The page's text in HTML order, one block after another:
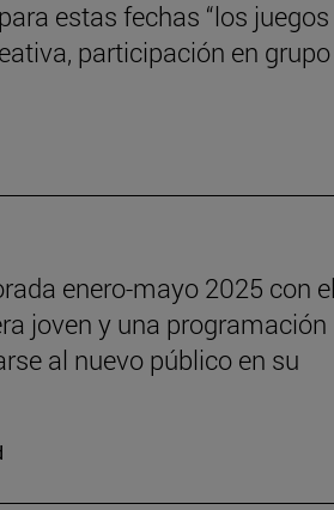
estas fechas “los
participación en
enero-mayo 2025 con el
joven y una programación
al nuevo público en su